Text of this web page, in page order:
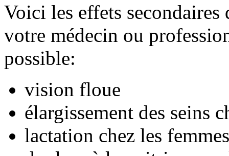
Voici les effets
votre médecin ou
possible:
vision floue
élargissement des seins
lactation chez les